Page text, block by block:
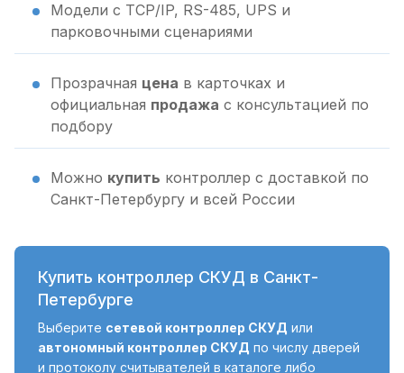
Модели с TCP/IP, RS-485, UPS и
парковочными сценариями
Прозрачная цена в карточках и
официальная продажа с консультацией по
подбору
Можно купить контроллер с доставкой по
Санкт-Петербургу и всей России
Купить контроллер СКУД в Санкт-
Петербурге
Выберите сетевой контроллер СКУД или
автономный контроллер СКУД по числу дверей
и протоколу считывателей в каталоге либо